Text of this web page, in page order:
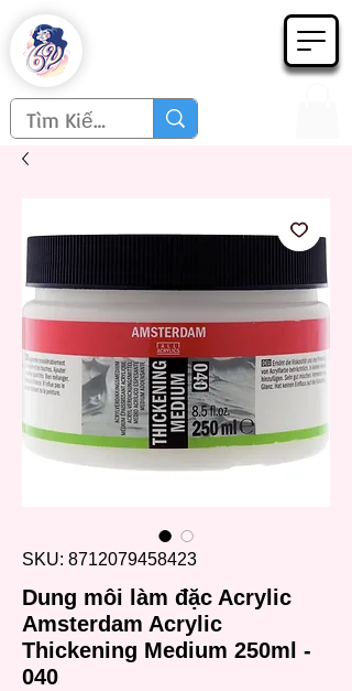
SKU: 8712079458423
Dung môi làm đặc Acrylic
Amsterdam Acrylic
Thickening Medium 250ml -
040